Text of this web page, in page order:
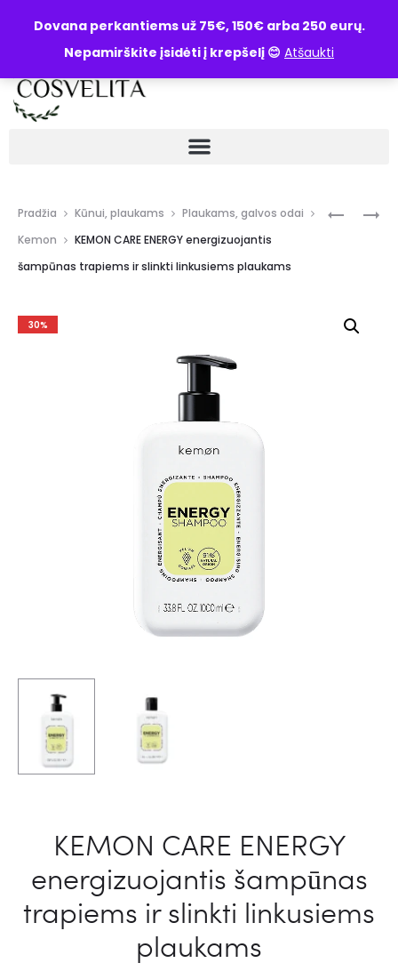
Dovana perkantiems už 75€, 150€ arba 250 eurų.
Nepamirškite įsidėti į krepšelį 😊 Atšaukti
UŽKLAUSA
Pradžia Kūnui, plaukams
Plaukams, galvos odai
Kemon
KEMON CARE ENERGY energizuojantis
šampūnas trapiems ir slinkti linkusiems plaukams
30%
KEMON CARE ENERGY
energizuojantis šampūnas
trapiems ir slinkti linkusiems
plaukams